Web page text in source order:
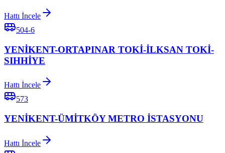
Hattı İncele
504-6
YENİKENT-ORTAPINAR TOKİ-İLKSAN TOKİ-
SIHHİYE
Hattı İncele
573
YENİKENT-ÜMİTKÖY METRO İSTASYONU
Hattı İncele